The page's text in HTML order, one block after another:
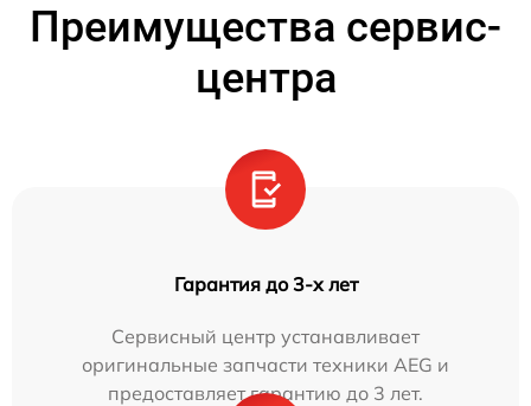
Преимущества сервис-
центра
Гарантия до 3-х лет
Сервисный центр устанавливает
оригинальные запчасти техники AEG и
предоставляет гарантию до 3 лет.